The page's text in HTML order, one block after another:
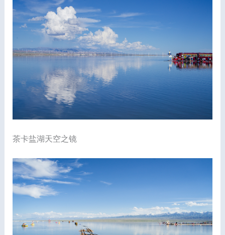
茶卡盐湖天空之镜